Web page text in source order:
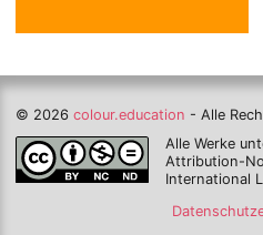
© 2026 colour.education - Alle
Alle Werke
Attribution-
International